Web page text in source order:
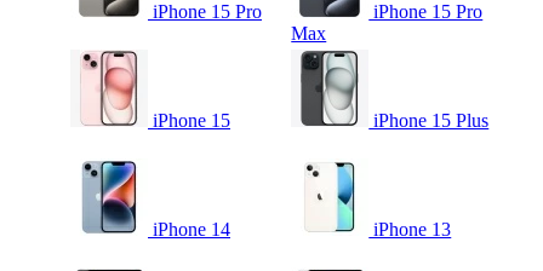
iPhone 15 Pro
iPhone 15 Pro
Max
iPhone 15 iPhone 15 Plus
iPhone 14 iPhone 13